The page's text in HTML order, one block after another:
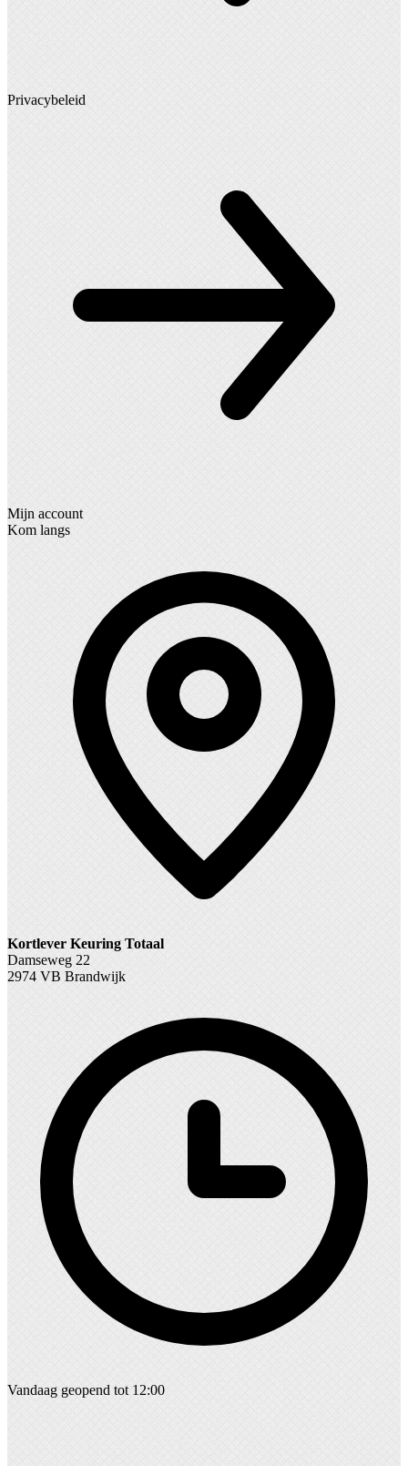
Privacybeleid
Mijn account
Kom langs
Kortlever Keuring Totaal
Damseweg 22
2974 VB Brandwijk
Vandaag geopend tot 12:00